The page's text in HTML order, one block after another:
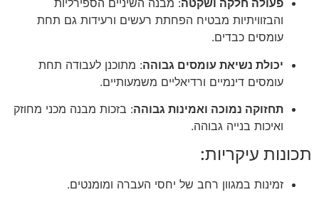
פעולה חלקה ושקטה: מבנה השיניים הספירליות
והבזוויתיות מבטיח הפחתת רעשים ורעידות גם תחת
עומסים כבדים.
יכולת נשיאת עומסים גבוהה: מתוכנן לעבודה תחת
עומסים דינמיים ורדיאליים משמעותיים.
תחזוקה נמוכה ואמינות גבוהה: בזכות מבנה מכני מחוזק
ואיכות בנייה גבוהה.
תכונות עיקריות:
זמינות במגוון רחב של יחסי העברה ומומנטים.